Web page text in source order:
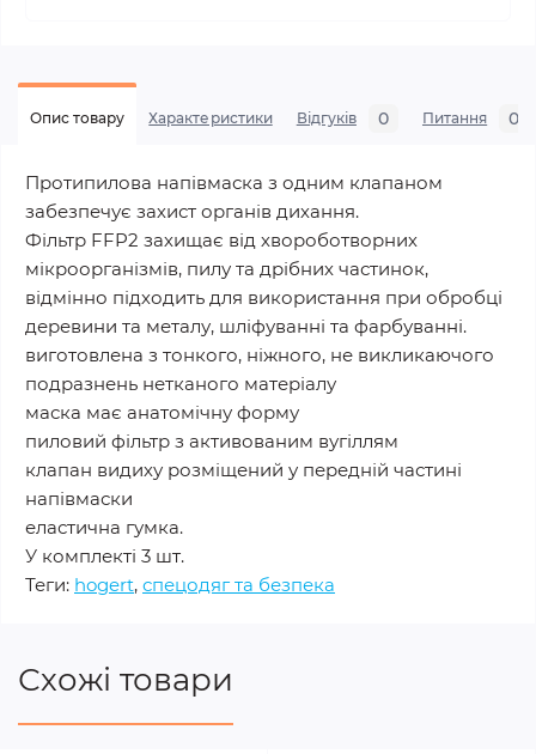
Опис товару Характеристики Відгуків 0 Питання 0
Протипилова напівмаска з одним клапаном
забезпечує захист органів дихання.
Фільтр FFP2 захищає від хвороботворних
мікроорганізмів, пилу та дрібних частинок,
відмінно підходить для використання при обробці
деревини та металу, шліфуванні та фарбуванні.
виготовлена з тонкого, ніжного, не викликаючого
подразнень нетканого матеріалу
маска має анатомічну форму
пиловий фільтр з активованим вугіллям
клапан видиху розміщений у передній частині
напівмаски
еластична гумка.
У комплекті 3 шт.
Теги: hogert, спецодяг та безпека
Схожі товари